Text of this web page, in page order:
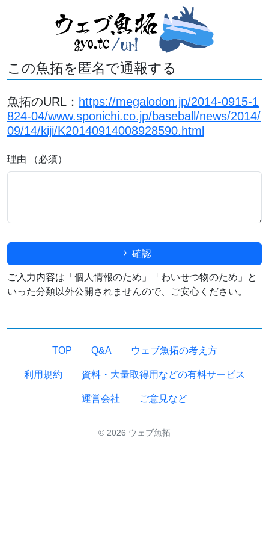
この魚拓を匿名で通報する
魚拓のURL： https://megalodon.jp/2014-0915-1
824-04/www.sponichi.co.jp/baseball/news/2014/
09/14/kiji/K20140914008928590.html
理由 （必須）
確認
ご入力内容は「個人情報のため」「わいせつ物のため」と
いった分類以外公開されませんので、ご安心ください。
TOP Q&A ウェブ魚拓の考え方
利用規約 資料・大量取得用などの有料サービス
運営会社 ご意見など
© 2026 ウェブ魚拓